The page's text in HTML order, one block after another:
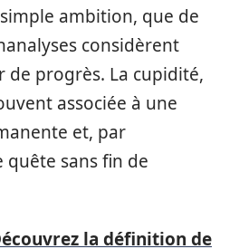
ambition, que de
considèrent
de progrès. La cupidité,
associée à une
et, par
quête sans fin de
la définition de